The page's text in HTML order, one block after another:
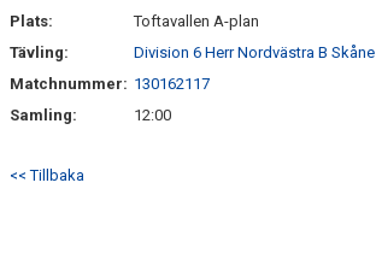
DOKUMENT
Plats:
Toftavallen A-plan
Tävling:
Division 6 Herr Nordvästra B Skåne
Matchnummer: 130162117
Samling:
12:00
<< Tillbaka